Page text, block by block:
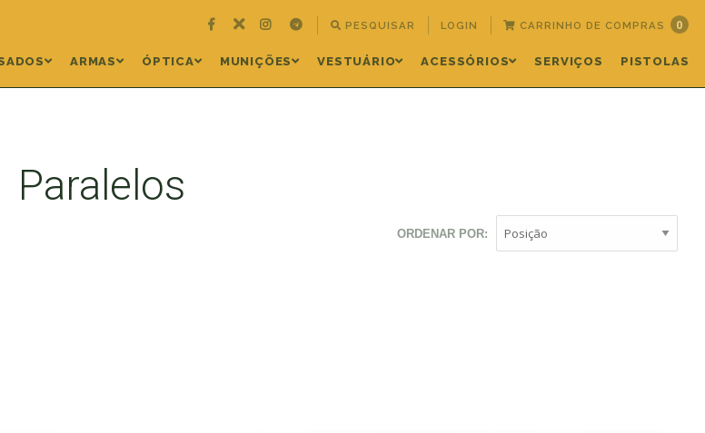
PESQUISAR LOGIN CARRINHO DE COMPRAS 0
ARMAS ÓPTICA MUNIÇÕES VESTUÁRIO ACESSÓRIOS SERVIÇOS PISTOLAS
Paralelos
ORDENAR POR: